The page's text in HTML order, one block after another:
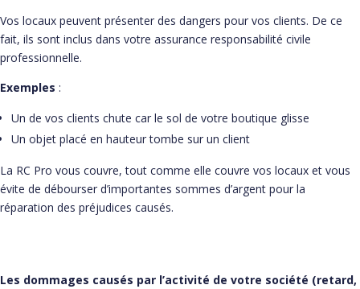
Vos locaux peuvent présenter des dangers pour vos clients. De ce
fait, ils sont inclus dans votre assurance responsabilité civile
professionnelle.
Exemples :
Un de vos clients chute car le sol de votre boutique glisse
Un objet placé en hauteur tombe sur un client
La RC Pro vous couvre, tout comme elle couvre vos locaux et vous
évite de débourser d’importantes sommes d’argent pour la
réparation des préjudices causés.
Les dommages causés par l’activité de votre société (retard,